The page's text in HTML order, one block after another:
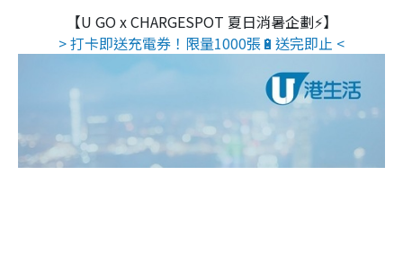
【U GO x CHARGESPOT 夏日消暑企劃⚡】
> 打卡即送充電券！限量1000張🔋送完即止 <